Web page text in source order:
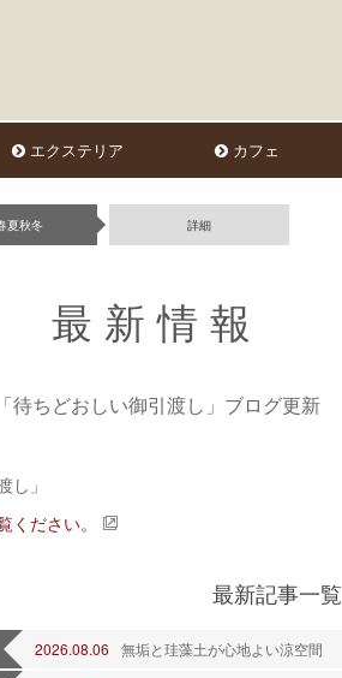
エクステリア カフェ
夏秋冬 詳細
最新情報
「待ちどおしい御引渡し」ブログ更新
し」
ください。
最新記事一覧
2026.08.06
無垢と珪藻土が心地よい涼空間